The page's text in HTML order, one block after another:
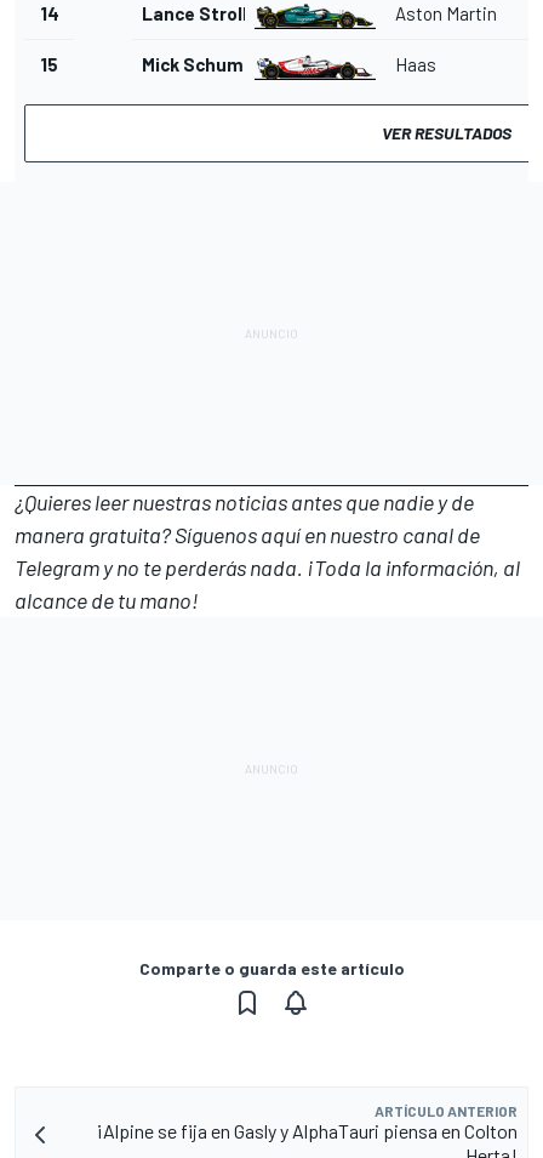
14 Lance Stroll Aston Martin
15 Mick Schumacher Haas
VER RESULTADOS
¿Quieres leer nuestras noticias antes que nadie y de
manera gratuita? Síguenosaquí en nuestro canal de
Telegramy no te perderás nada. ¡Toda la información, al
alcance de tu mano!
Comparte o guarda este artículo
ARTÍCULO ANTERIOR
¡Alpine se fija en Gasly y AlphaTauri piensa en Colton